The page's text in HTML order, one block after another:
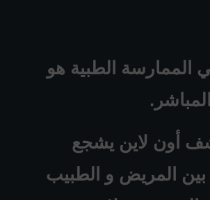
الممارسة الطبية هو
أون لاين يشجع
بين المريض و الطبيب